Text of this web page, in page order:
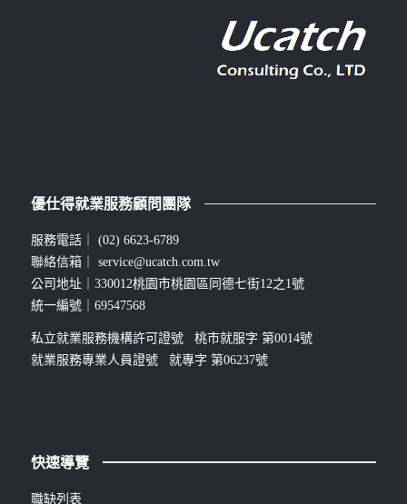
優仕得就業服務顧問團隊
服務電話｜ (02) 6623-6789
聯絡信箱｜ service@ucatch.com.tw
公司地址｜330012桃園市桃園區同德七街12之1號
統一編號｜69547568
私立就業服務機構許可證號 桃市就服字 第0014號
就業服務專業人員證號 就專字 第06237號
快速導覽
職缺列表